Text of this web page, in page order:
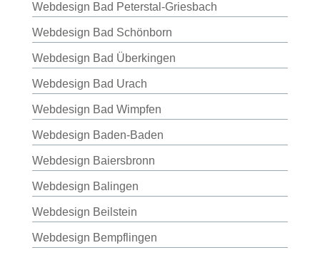
Webdesign Bad Peterstal-Griesbach
Webdesign Bad Schönborn
Webdesign Bad Überkingen
Webdesign Bad Urach
Webdesign Bad Wimpfen
Webdesign Baden-Baden
Webdesign Baiersbronn
Webdesign Balingen
Webdesign Beilstein
Webdesign Bempflingen